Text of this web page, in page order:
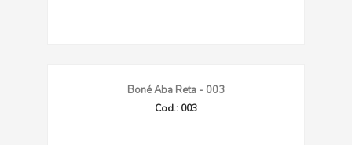
Boné Aba Reta - 003
Cod.: 003